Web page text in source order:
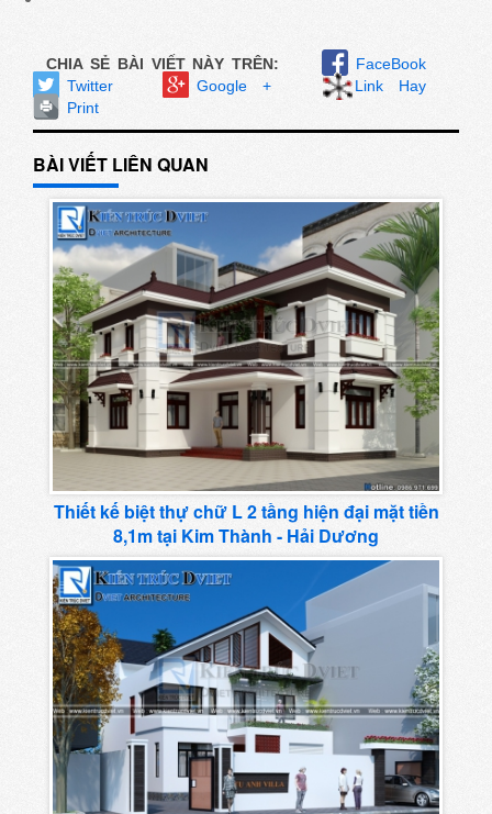
CHIA SẺ BÀI VIẾT NÀY TRÊN:
FaceBook
Twitter
Google +
Link Hay
Print
BÀI VIẾT LIÊN QUAN
Thiết kế biệt thự chữ L 2 tầng hiện đại mặt tiền
8,1m tại Kim Thành - Hải Dương